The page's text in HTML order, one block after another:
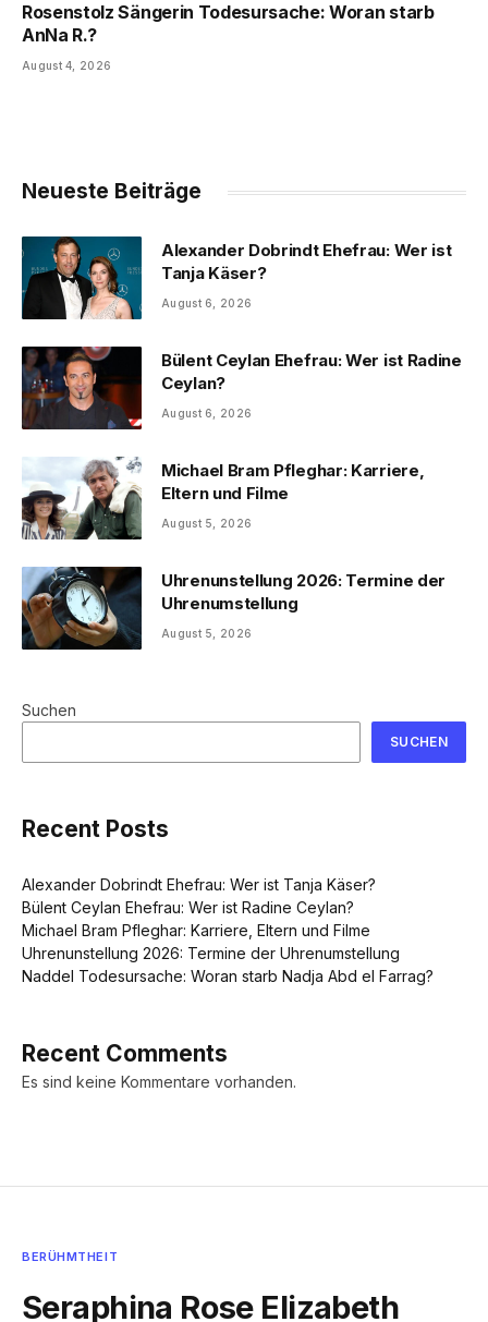
Rosenstolz Sängerin Todesursache: Woran starb
AnNa R.?
August 4, 2026
Neueste Beiträge
Alexander Dobrindt Ehefrau: Wer ist
Tanja Käser?
August 6, 2026
Bülent Ceylan Ehefrau: Wer ist Radine
Ceylan?
August 6, 2026
Michael Bram Pfleghar: Karriere,
Eltern und Filme
August 5, 2026
Uhrenunstellung 2026: Termine der
Uhrenumstellung
August 5, 2026
Suchen
SUCHEN
Recent Posts
Alexander Dobrindt Ehefrau: Wer ist Tanja Käser?
Bülent Ceylan Ehefrau: Wer ist Radine Ceylan?
Michael Bram Pfleghar: Karriere, Eltern und Filme
Uhrenunstellung 2026: Termine der Uhrenumstellung
Naddel Todesursache: Woran starb Nadja Abd el Farrag?
Recent Comments
Es sind keine Kommentare vorhanden.
BERÜHMTHEIT
Seraphina Rose Elizabeth